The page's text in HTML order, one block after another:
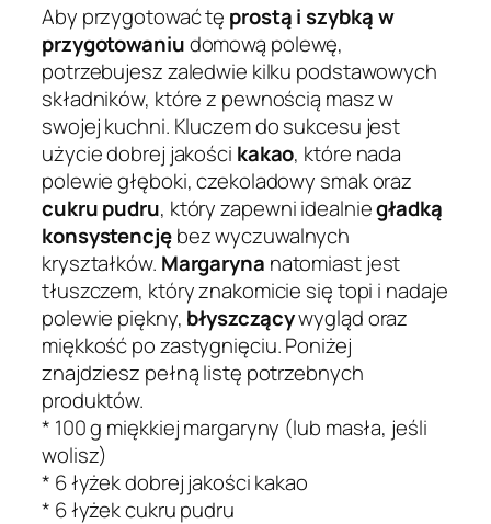
Aby przygotować tę prostą i szybką w
przygotowaniudomową polewę,
potrzebujesz zaledwie kilku podstawowych
składników, które z pewnością masz w
swojej kuchni. Kluczem do sukcesu jest
użycie dobrej jakości kakao, które nada
polewie głęboki, czekoladowy smak oraz
cukru pudru, który zapewni idealniegładką
konsystencjębez wyczuwalnych
kryształków. Margaryna natomiast jest
tłuszczem, który znakomicie się topi i nadaje
polewie piękny, błyszczącywygląd oraz
miękkość po zastygnięciu. Poniżej
znajdziesz pełną listę potrzebnych
produktów.
* 100 g miękkiej margaryny (lub masła, jeśli
wolisz)
* 6 łyżek dobrej jakości kakao
* 6 łyżek cukru pudru